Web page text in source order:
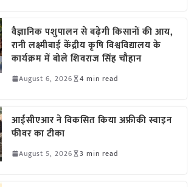
वैज्ञानिक पशुपालन से बढ़ेगी किसानों की आय,
रानी लक्ष्मीबाई केंद्रीय कृषि विश्वविद्यालय के
कार्यक्रम में बोले शिवराज सिंह चौहान
August 6, 2026 4 min read
आईसीएआर ने विकसित किया अफ्रीकी स्वाइन
फीवर का टीका
August 5, 2026 3 min read